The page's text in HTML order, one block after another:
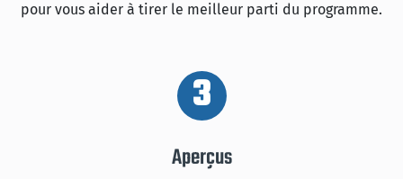
pour vous aider à tirer le meilleur parti du programme.
3
Aperçus